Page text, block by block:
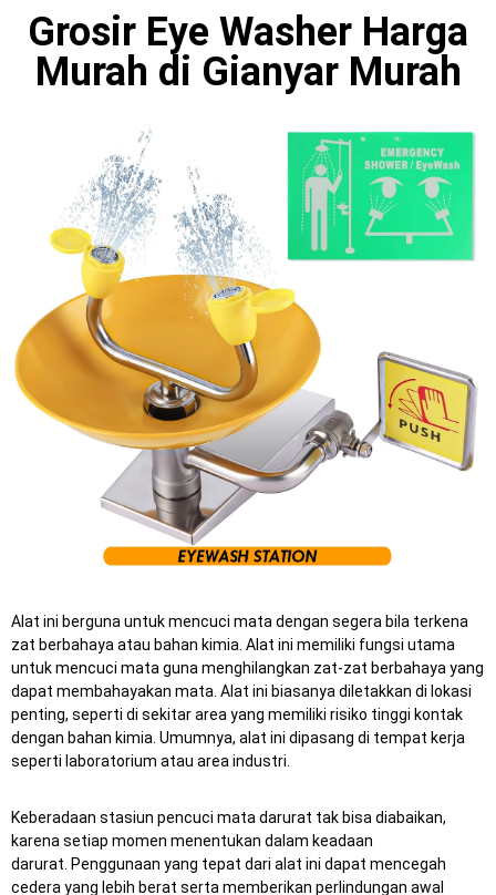
Grosir Eye Washer Harga
Murah di Gianyar Murah
Alat ini berguna untuk mencuci mata dengan segera bila terkena
zat berbahaya atau bahan kimia. Alat ini memiliki fungsi utama
untuk mencuci mata guna menghilangkan zat-zat berbahaya yang
dapat membahayakan mata. Alat ini biasanya diletakkan di lokasi
penting, seperti di sekitar area yang memiliki risiko tinggi kontak
dengan bahan kimia. Umumnya, alat ini dipasang di tempat kerja
seperti laboratorium atau area industri.
Keberadaan stasiun pencuci mata darurat tak bisa diabaikan,
karena setiap momen menentukan dalam keadaan
darurat. Penggunaan yang tepat dari alat ini dapat mencegah
cedera yang lebih berat serta memberikan perlindungan awal